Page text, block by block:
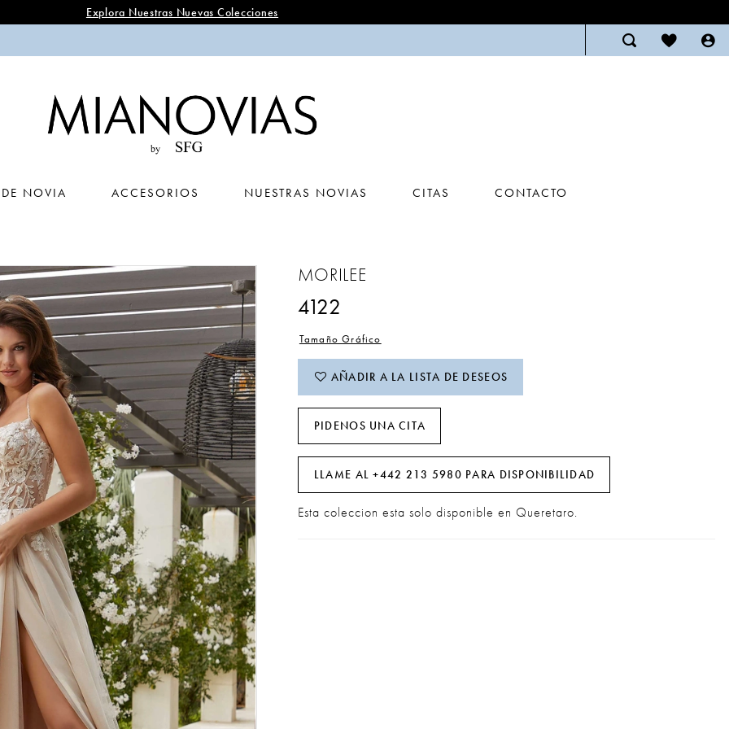
Explora Nuestras Nuevas Colecciones
NOVIA ACCESORIOS NUESTRAS NOVIAS CITAS CONTACTO
MORILEE
4122
Tamaño Gráfico
AÑADIR A LA LISTA DE DESEOS
PIDENOS UNA CITA
LLAME AL +442 213 5980 PARA DISPONIBILIDAD
Esta coleccion esta solo disponible en Queretaro.